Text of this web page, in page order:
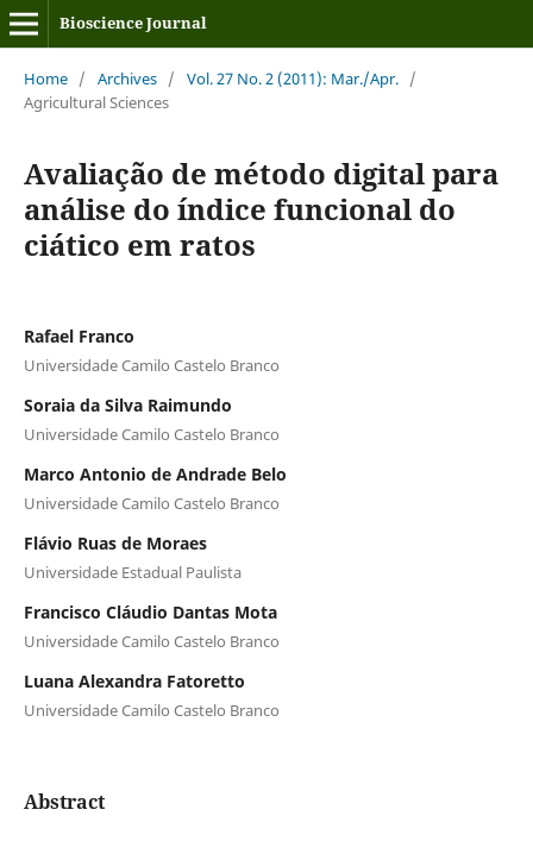
Bioscience Journal
Home / Archives / Vol. 27 No. 2 (2011): Mar./Apr. /
Agricultural Sciences
Avaliação de método digital para
análise do índice funcional do
ciático em ratos
Rafael Franco
Universidade Camilo Castelo Branco
Soraia da Silva Raimundo
Universidade Camilo Castelo Branco
Marco Antonio de Andrade Belo
Universidade Camilo Castelo Branco
Flávio Ruas de Moraes
Universidade Estadual Paulista
Francisco Cláudio Dantas Mota
Universidade Camilo Castelo Branco
Luana Alexandra Fatoretto
Universidade Camilo Castelo Branco
Abstract